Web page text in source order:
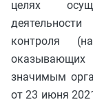
целях
контроля
оказывающих
значимым
от 23 июня